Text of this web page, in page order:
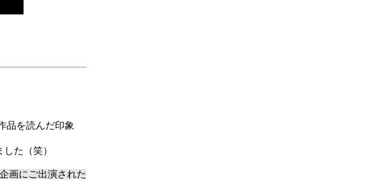
品を読んだ印象
た（笑）
画にご出演された